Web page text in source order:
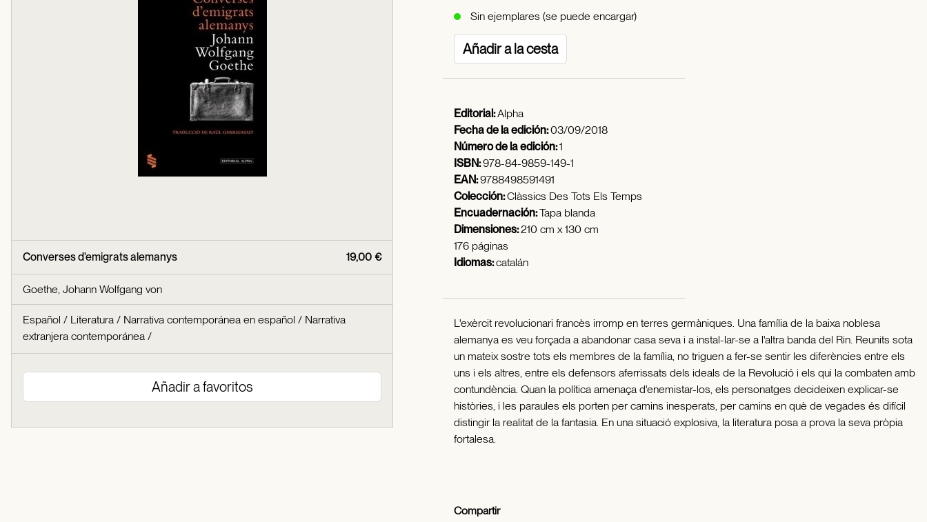
Sin ejemplares (se puede encargar)
Añadir a la cesta
19,00 €
Converses d'emigrats alemanys
Goethe, Johann Wolfgang von
Español / Literatura / Narrativa contemporánea en español / Narrativa
extranjera contemporánea /
Añadir a favoritos
Editorial:Alpha
Fecha de la edición:03/09/2018
Número de la edición:1
ISBN:978-84-9859-149-1
EAN:9788498591491
Colección:Clàssics Des Tots Els Temps
Encuadernación:Tapa blanda
Dimensiones:210 cm x 130 cm
176 páginas
Idiomas:catalán
L'exèrcit revolucionari francès irromp en terres germàniques. Una família de la baixa noblesa
alemanya es veu forçada a abandonar casa seva i a instal-lar-se a l'altra banda del Rin. Reunits sota
un mateix sostre tots els membres de la família, no triguen a fer-se sentir les diferències entre els
uns i els altres, entre els defensors aferrissats dels ideals de la Revolució i els qui la combaten amb
contundència. Quan la política amenaça d'enemistar-los, els personatges decideixen explicar-se
històries, i les paraules els porten per camins inesperats, per camins en què de vegades és difícil
distingir la realitat de la fantasia. En una situació explosiva, la literatura posa a prova la seva pròpia
fortalesa.
Compartir